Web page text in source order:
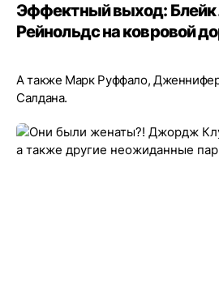
Эффектный выход: Блейк
Рейнольдс на ковровой
А также Марк Руффало,
Салдана.